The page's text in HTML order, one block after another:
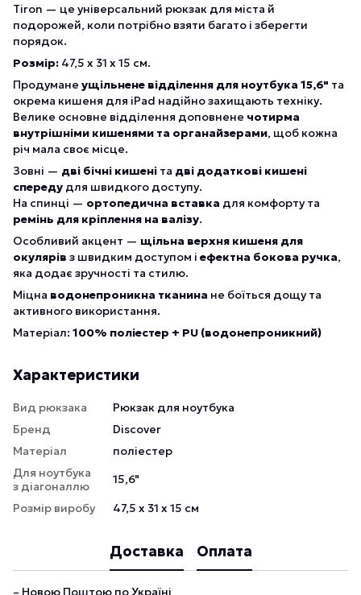
Tiron — це універсальний рюкзак для міста й
подорожей, коли потрібно взяти багато і зберегти
порядок.
Розмір: 47,5 х 31 х 15 см.
Продумане ущільнене відділення для ноутбука 15,6" та
окрема кишеня для iPad надійно захищають техніку.
Велике основне відділення доповнене чотирма
внутрішніми кишенями та органайзерами, щоб кожна
річ мала своє місце.
Зовні — дві бічні кишені та дві додаткові кишені
спереду для швидкого доступу.
На спинці — ортопедична вставка для комфорту та
ремінь для кріплення на валізу.
Особливий акцент — щільна верхня кишеня для
окулярів з швидким доступом і ефектна бокова ручка,
яка додає зручності та стилю.
Міцна водонепроникна тканина не боїться дощу та
активного використання.
Матеріал: 100% поліестер + PU (водонепроникний)
Характеристики
Вид рюкзака
Рюкзак для ноутбука
Бренд
Discover
Матеріал
поліестер
Для ноутбука
з діагоналлю
15,6"
Розмір виробу
47,5 х 31 х 15 см
Доставка Оплата
– Новою Поштою по Україні